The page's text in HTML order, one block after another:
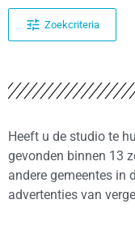
Zoekcriteria
Heeft u de studio te
gevonden binnen 13
andere gemeentes in
advertenties van